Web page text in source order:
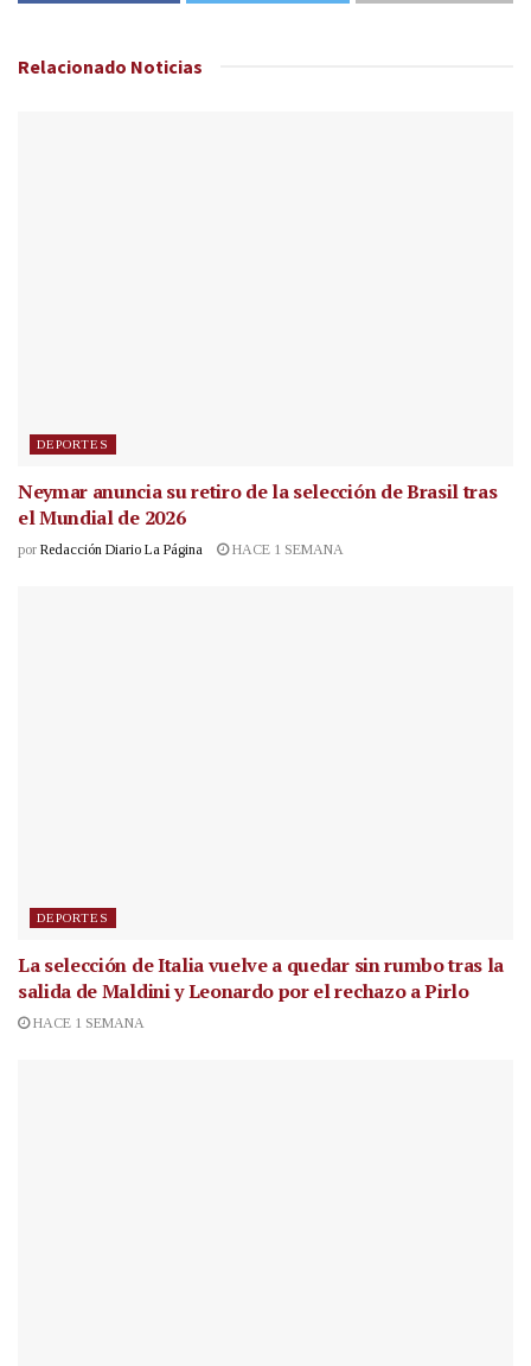
Relacionado Noticias
DEPORTES
Neymar anuncia su retiro de la selección de Brasil tras
el Mundial de 2026
por Redacción Diario La Página HACE 1 SEMANA
DEPORTES
La selección de Italia vuelve a quedar sin rumbo tras la
salida de Maldini y Leonardo por el rechazo a Pirlo
HACE 1 SEMANA